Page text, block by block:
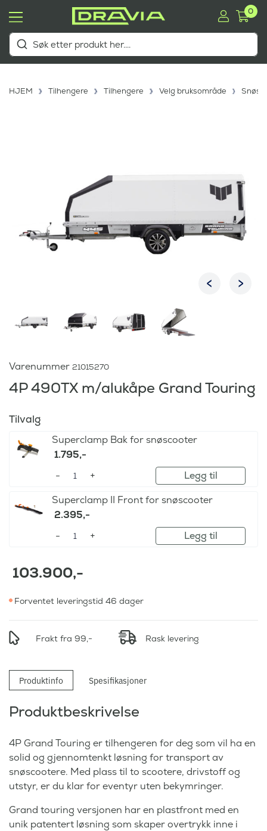
0
HJEM Tilhengere Tilhengere Velg bruksområde
Varenummer 21015270
4P 490TX m/alukåpe Grand Touring
Tilvalg
Superclamp Bak for snøscooter
1.795,-
Legg til
Superclamp II Front for snøscooter
2.395,-
Legg til
103.900,-
Forventet leveringstid 46 dager
Frakt fra 99,- Rask levering
Produktinfo Spesifikasjoner
Produktbeskrivelse
4P Grand Touring er tilhengeren for deg som vil ha en
solid og gjennomtenkt løsning for transport av
snøscootere. Med plass til to scootere, drivstoff og
utstyr, er du klar for eventyr uten bekymringer.
Grand touring versjonen har en plastfront med en
unik patentert løsning som skaper overtrykk inne i